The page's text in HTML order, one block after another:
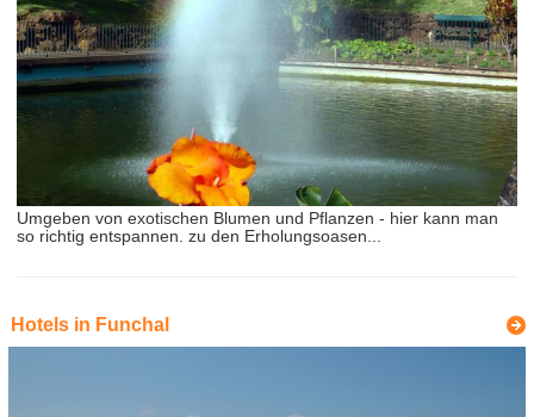
Umgeben von exotischen Blumen und Pflanzen - hier kann man
so richtig entspannen. zu den Erholungsoasen...
Hotels in Funchal